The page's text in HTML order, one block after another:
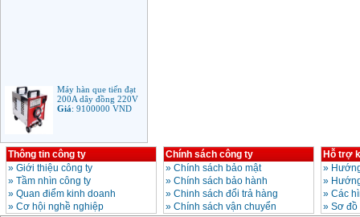
Máy hàn que tiến đạt
200A dây đồng 220V
Giá:9100000VND
Máy hàn que điện tử
Jasic ARC 200 R04
Giá:5100000
Thông tin công ty
» Giới thiệu công ty
» Tầm nhìn công ty
» Quan điểm kinh doanh
» Cơ hội nghề nghiệp
Chính sách công ty
» Chính sách bảo mật
» Chính sách bảo hành
» Chinh sách đổi trả hàng
» Chính sách vận chuyển
Hỗ trợ
»
»
» Các
» Sơ